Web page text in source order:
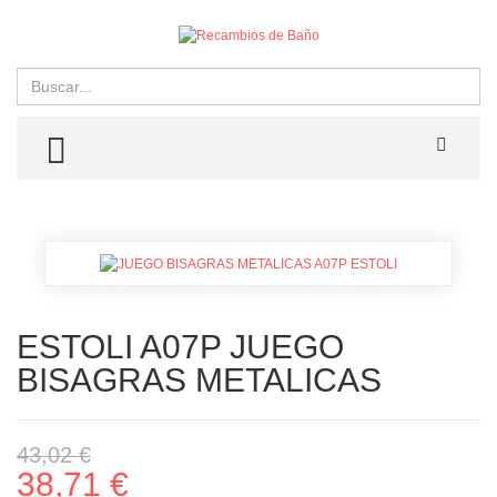
TOGGLE MENU
ESTOLI A07P JUEGO
BISAGRAS METALICAS
43,02 €
38,71 €